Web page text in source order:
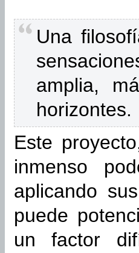
Una
amplia,
horizontes.
Este
inmenso
aplicando
puede
un factor